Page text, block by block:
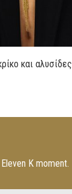
και αλυσίδες
K moment.